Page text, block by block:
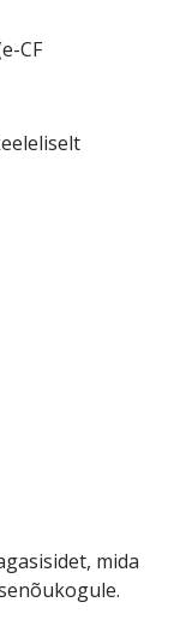
CF
mida